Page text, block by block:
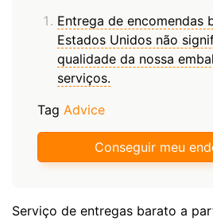
Entrega de encomendas
Estados Unidos não
qualidade da nossa
serviços.
Tag Advice
Conseguir meu
Serviço de entregas barato a